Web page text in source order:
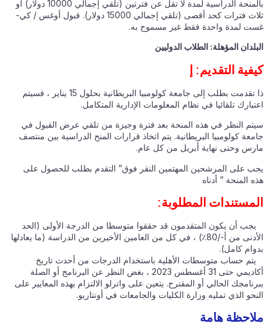
بالمنحة الدراسية لمدة لا تقل عن فترتين (تلقي إجمالي 10000 دولار) أو
ثلاث فترات كحد أقصى (تلقي إجمالي 15000 دولار). قبول أوغس / كي-
غست لمدة واحدة فقط غير مسموح به.
البلدان المؤهلة: الطلاب الدوليين
كيفية التقديم: إ
ذا تقدمت بطلب إلى جامعة كولومبيا البريطانية بحلول 15 يناير ، فسيتم
اعتبارك تلقائيا في نظام المعلومات الإدارية المتكامل.
سيتم النظر في هذه المنحة بعد فترة وجيزة من تلقي عرض القبول في
جامعة كولومبيا البريطانية. يتم اتخاذ قرارات المنح الدراسية بين منتصف
مارس وحتى نهاية أبريل من كل عام.
يجب على المرشحين المهتمين النقر فوق” التقدم بطلب للحصول على
هذه المنحة ” أدناه
المستندات المطلوبة:
يجب أن يكون المتقدمون قد حققوا متوسطا من الدرجة الأولى (الحد
الأدنى من أ-/80٪) ، في كل من العامين الأخيرين من الدراسة (ما يعادلها
بدوام كامل).
يتم حساب متوسطات الأهلية باستخدام الدرجات من أحدث تاريخ
أكاديمي حتى 31 أغسطس 2023 ، بغض النظر عن البرنامج أو الصلة
ببرنامجك الحالي أو المقترح. يتعين على واترلو الالتزام بهذه المعايير على
النحو الذي تمليه وزارة الكليات والجامعات في أونتاريو.
ملاحظة هامة